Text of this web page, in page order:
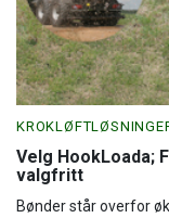
Velg HookLoada;
valgfritt
Bønder står overfor